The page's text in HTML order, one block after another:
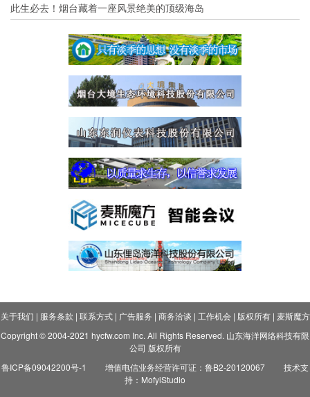
此生必去！烟台藏着一座风景绝美的顶级海岛
关于我们 | 服务条款 | 联系方式| 广告服务 | 商务洽谈 | 工作机会| 版权所有| 麦斯魔方
Copyright © 2004-2021 hycfw.com Inc. All Rights Reserved. 山东海洋网络科技有限
公司 版权所有
鲁ICP备09042200号-1
增值电信业务经营许可证：鲁B2-20120067
技术支
持：MofyiStudio